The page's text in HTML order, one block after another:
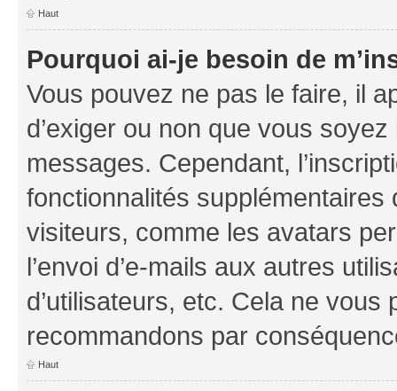
Haut
Pourquoi ai-je besoin de
Vous pouvez ne pas le faire, il
d’exiger ou non que vous
messages. Cependant,
fonctionnalités
visiteurs, comme les avatars
l’envoi d’e-mails aux autres
d’utilisateurs, etc. Cela ne vous
recommandons par
Haut